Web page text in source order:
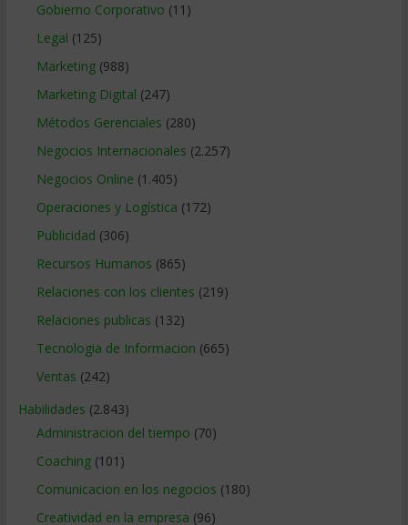
Gobierno Corporativo (11)
Legal (125)
Marketing(988)
Marketing Digital (247)
Métodos Gerenciales (280)
Negocios Internacionales (2.257)
Negocios Online (1.405)
Operaciones y Logística (172)
Publicidad (306)
Recursos Humanos (865)
Relaciones con los clientes (219)
Relaciones publicas (132)
Tecnologia de Informacion (665)
Ventas (242)
Habilidades (2.843)
Administracion del tiempo (70)
Coaching(101)
Comunicacion en los negocios (180)
Creatividad en la empresa (96)